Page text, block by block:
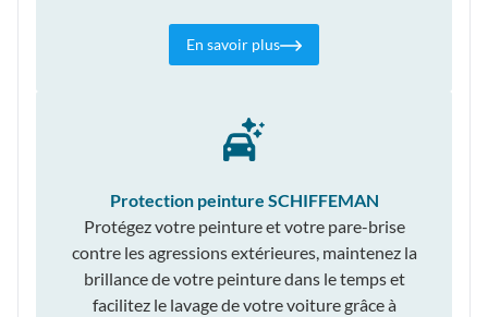
En savoir plus
Protection peinture SCHIFFEMAN
Protégez votre peinture et votre pare-brise
contre les agressions extérieures, maintenez la
brillance de votre peinture dans le temps et
facilitez le lavage de votre voiture grâce à